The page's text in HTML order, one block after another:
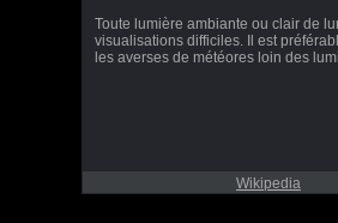
Toute lumière ambiante ou clair de
visualisations difficiles. Il est
les averses de météores loin des
Wikipedia